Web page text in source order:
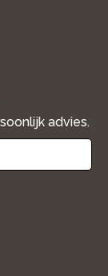
advies.